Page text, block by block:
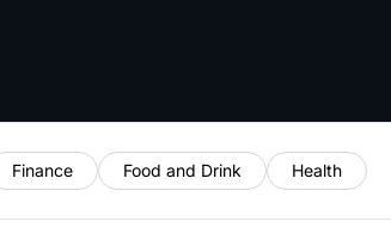
Finance Food and Drink Health